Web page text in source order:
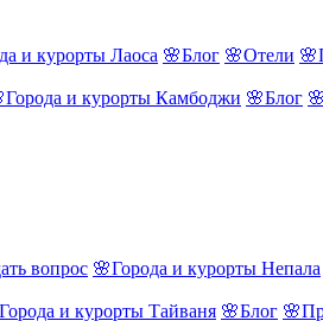
и курорты Лаоса 🌸Блог 🌸Отели
и курорты Камбоджи 🌸Блог
вопрос 🌸Города и курорты Непала
и курорты Тайваня 🌸Блог